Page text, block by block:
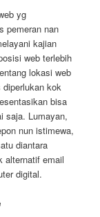
yg
pemeran nan
kajian
web terlebih
lokasi web
diperlukan kok
bisa
saja. Lumayan,
nun istimewa,
diantara
alternatif email
digital.